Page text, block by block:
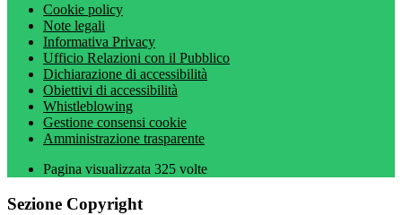
Cookie policy
Note legali
Informativa Privacy
Ufficio Relazioni con il Pubblico
Dichiarazione di accessibilità
Obiettivi di accessibilità
Whistleblowing
Gestione consensi cookie
Amministrazione trasparente
Pagina visualizzata 325 volte
Sezione Copyright